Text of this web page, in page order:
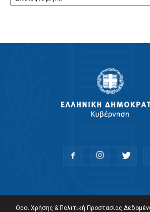
Όροι Χρήσης & Πολιτική Προστασίας